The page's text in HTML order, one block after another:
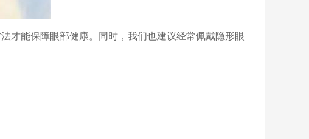
才能保障眼部健康。同时，我们也建议经常佩戴隐形眼